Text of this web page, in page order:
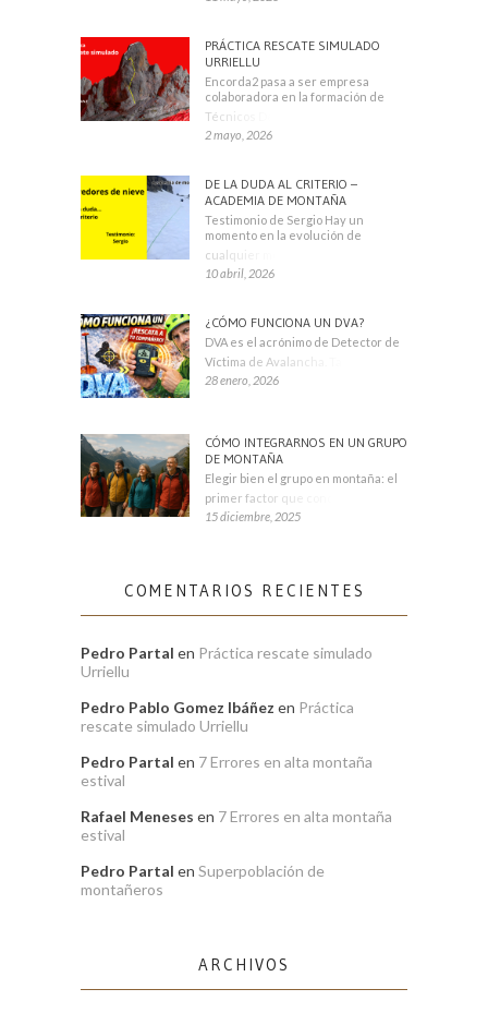
PRÁCTICA RESCATE SIMULADO
URRIELLU
Encorda2 pasa a ser empresa
colaboradora en la formación de
Técnicos Deportivos
2 mayo, 2026
DE LA DUDA AL CRITERIO –
ACADEMIA DE MONTAÑA
Testimonio de Sergio Hay un
momento en la evolución de
cualquier montañero
10 abril, 2026
¿CÓMO FUNCIONA UN DVA?
DVA es el acrónimo de Detector de
Víctima de Avalancha. También se
28 enero, 2026
CÓMO INTEGRARNOS EN UN GRUPO
DE MONTAÑA
Elegir bien el grupo en montaña: el
primer factor que condiciona tu
15 diciembre, 2025
COMENTARIOS RECIENTES
Pedro Partal en Práctica rescate simulado
Urriellu
Pedro Pablo Gomez Ibáñez en Práctica
rescate simulado Urriellu
Pedro Partal en 7 Errores en alta montaña
estival
Rafael Meneses en 7 Errores en alta montaña
estival
Pedro Partal en Superpoblación de
montañeros
ARCHIVOS